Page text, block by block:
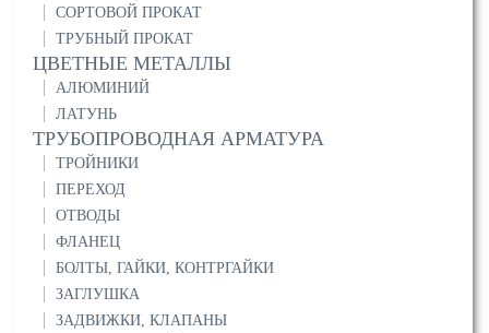
СОРТОВОЙ ПРОКАТ
ТРУБНЫЙ ПРОКАТ
ЦВЕТНЫЕ МЕТАЛЛЫ
АЛЮМИНИЙ
ЛАТУНЬ
ТРУБОПРОВОДНАЯ АРМАТУРА
ТРОЙНИКИ
ПЕРЕХОД
ОТВОДЫ
ФЛАНЕЦ
БОЛТЫ, ГАЙКИ, КОНТРГАЙКИ
ЗАГЛУШКА
ЗАДВИЖКИ, КЛАПАНЫ